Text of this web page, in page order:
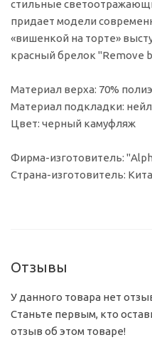
стильные
придает модели
«вишенкой на торте»
красный брелок "Remove
Материал верха: 70%
Материал подкладки:
Цвет: черный камуфляж
Фирма-изготовитель:
Страна-изготовитель:
Отзывы
У данного товара нет
Станьте первым, кто
отзыв об этом товаре!